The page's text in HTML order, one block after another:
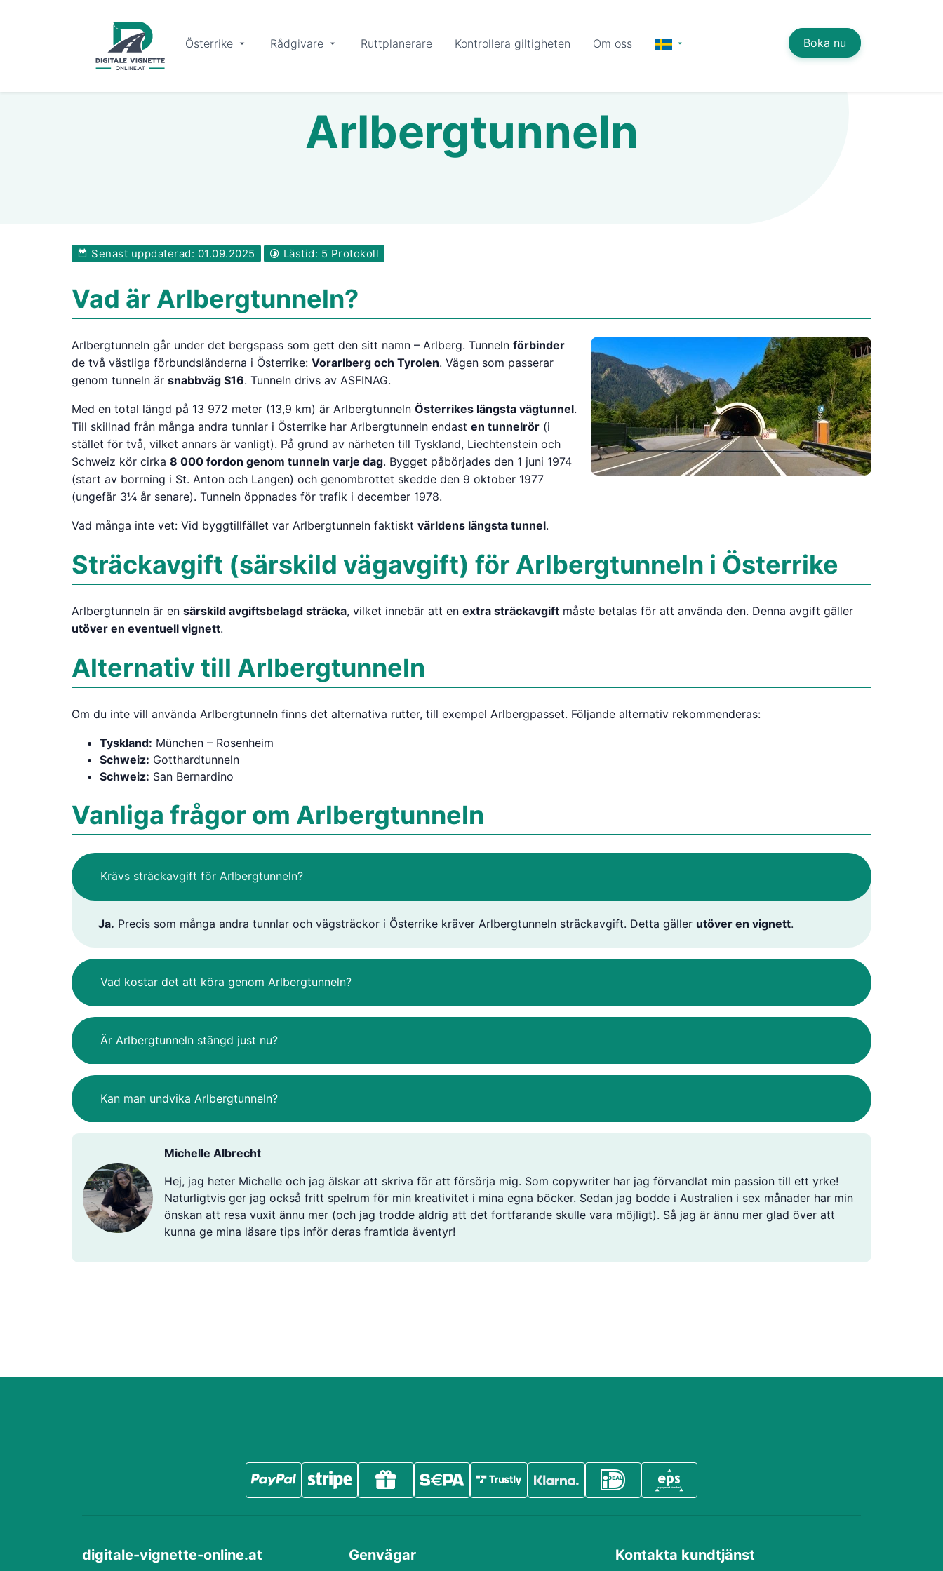
Österrike Boka nu
Rådgivare Ruttplanerare Kontrollera giltigheten Om oss
Arlbergtunneln
Senast uppdaterad: 01.09.2025 Lästid: 5 Protokoll
Vad är Arlbergtunneln?
Arlbergtunneln går under det bergspass som gett den sitt namn – Arlberg. Tunneln förbinder
de två västliga förbundsländerna i Österrike: Vorarlberg och Tyrolen. Vägen som passerar
genom tunneln är snabbväg S16. Tunneln drivs av ASFINAG.
Med en total längd på 13 972 meter (13,9 km) är Arlbergtunneln Österrikes längsta vägtunnel.
Till skillnad från många andra tunnlar i Österrike har Arlbergtunneln endast en tunnelrör (i
stället för två, vilket annars är vanligt). På grund av närheten till Tyskland, Liechtenstein och
Schweiz kör cirka 8 000 fordon genom tunneln varje dag. Bygget påbörjades den 1 juni 1974
(start av borrning i St. Anton och Langen) och genombrottet skedde den 9 oktober 1977
(ungefär 3¼ år senare). Tunneln öppnades för trafik i december 1978.
Vad många inte vet: Vid byggtillfället var Arlbergtunneln faktiskt världens längsta tunnel.
Sträckavgift (särskild vägavgift) för Arlbergtunneln i Österrike
Arlbergtunneln är en särskild avgiftsbelagd sträcka, vilket innebär att en extra sträckavgift måste betalas för att använda den. Denna avgift gäller
utöver en eventuell vignett.
Alternativ till Arlbergtunneln
Om du inte vill använda Arlbergtunneln finns det alternativa rutter, till exempel Arlbergpasset. Följande alternativ rekommenderas:
Tyskland: München – Rosenheim
Schweiz: Gotthardtunneln
Schweiz: San Bernardino
Vanliga frågor om Arlbergtunneln
Krävs sträckavgift för Arlbergtunneln?
Ja. Precis som många andra tunnlar och vägsträckor i Österrike kräver Arlbergtunneln sträckavgift. Detta gäller utöver en vignett.
Vad kostar det att köra genom Arlbergtunneln?
Är Arlbergtunneln stängd just nu?
Kan man undvika Arlbergtunneln?
Michelle Albrecht
Hej, jag heter Michelle och jag älskar att skriva för att försörja mig. Som copywriter har jag förvandlat min passion till ett yrke!
Naturligtvis ger jag också fritt spelrum för min kreativitet i mina egna böcker. Sedan jag bodde i Australien i sex månader har min
önskan att resa vuxit ännu mer (och jag trodde aldrig att det fortfarande skulle vara möjligt). Så jag är ännu mer glad över att
kunna ge mina läsare tips inför deras framtida äventyr!
digitale-vignette-online.at Genvägar Kontakta kundtjänst